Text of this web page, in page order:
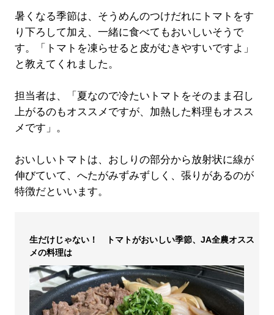
暑くなる季節は、そうめんのつけだれにトマトをす
り下ろして加え、一緒に食べてもおいしいそうで
す。「トマトを凍らせると皮がむきやすいですよ」
と教えてくれました。
担当者は、「夏なので冷たいトマトをそのまま召し
上がるのもオススメですが、加熱した料理もオスス
メです」。
おいしいトマトは、おしりの部分から放射状に線が
伸びていて、へたがみずみずしく、張りがあるのが
特徴だといいます。
生だけじゃない！ トマトがおいしい季節、JA全農オスス
メの料理は